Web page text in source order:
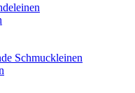
Schmuckleinen